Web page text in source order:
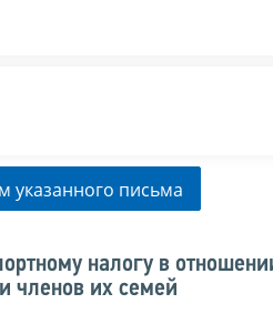
письма
налогу в
членов их семей